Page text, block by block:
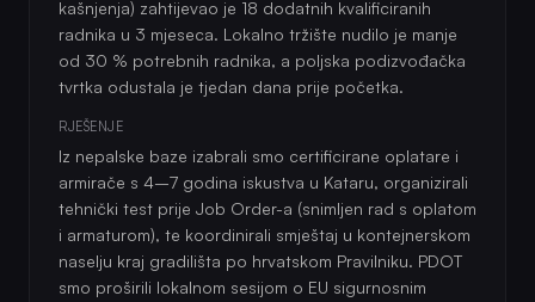
kašnjenja) zahtijevao je 18 dodatnih kvalificiranih
radnika u 3 mjeseca. Lokalno tržište nudilo je manje
od 30 % potrebnih radnika, a poljska podizvođačka
tvrtka odustala je tjedan dana prije početka.
RJEŠENJE
Iz nepalske baze izabrali smo certificirane oplatare i
armirače s 4–7 godina iskustva u Kataru, organizirali
tehnički test prije Job Order-a (snimljen rad s oplatom
i armaturom), te koordinirali smještaj u kontejnerskom
naselju kraj gradilišta po hrvatskom Pravilniku. PDOT
smo proširili lokalnom sesijom o EU sigurnosnim